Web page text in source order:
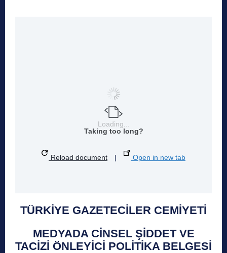
Loading...
Taking too long?
Reload document | Open in new tab
TÜRKİYE GAZETECİLER CEMİYETİ
MEDYADA CİNSEL ŞİDDET VE
TACİZİ ÖNLEYİCİ POLİTİKA BELGESİ